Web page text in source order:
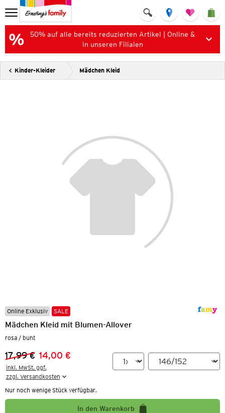
50% auf alle bereits reduzierten Artikel | Online &
in unseren Filialen
Kinder-Kleider Mädchen Kleid
Online Exklusiv SALE
Mädchen Kleid mit Blumen-Allover
rosa / bunt
Vorheriger Preis:
17,99 €
Neuer Preis:
14,00 €
inkl. MwSt. ggf.
zzgl. Versandkosten
Nur noch wenige Stück verfügbar.
In den Warenkorb